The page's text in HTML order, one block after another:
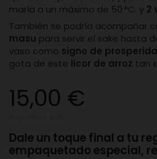
maría a un máximo de 50 °C. y 2
También se podría acompañar
masu para servir el sake hasta
vaso como signo de
gota de este licor de arroz tan
15,00 €
Dale un toque final a tu
empaquetado especial,